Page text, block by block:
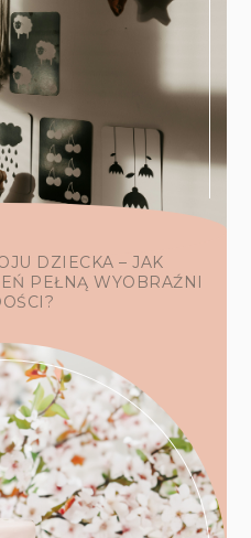
DZIECKA – JAK
PEŁNĄ WYOBRAŹNI